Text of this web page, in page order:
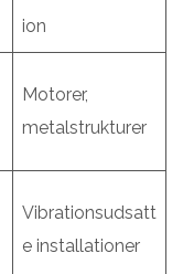
ion
Motorer,
metalstrukturer
Vibrationsudsatt
e installationer